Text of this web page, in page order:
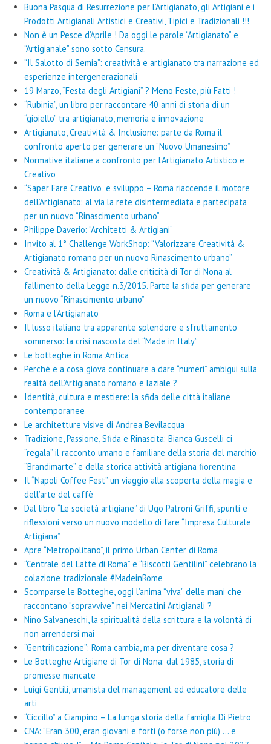
Buona Pasqua di Resurrezione per l’Artigianato, gli Artigiani e i
Prodotti Artigianali Artistici e Creativi, Tipici e Tradizionali !!!
Non è un Pesce d’Aprile ! Da oggi le parole “Artigianato” e
“Artigianale” sono sotto Censura.
“Il Salotto di Semia”: creatività e artigianato tra narrazione ed
esperienze intergenerazionali
19 Marzo, “Festa degli Artigiani” ? Meno Feste, più Fatti !
“Rubinia”, un libro per raccontare 40 anni di storia di un
“gioiello” tra artigianato, memoria e innovazione
Artigianato, Creatività & Inclusione: parte da Roma il
confronto aperto per generare un “Nuovo Umanesimo”
Normative italiane a confronto per l’Artigianato Artistico e
Creativo
“Saper Fare Creativo” e sviluppo – Roma riaccende il motore
dell’Artigianato: al via la rete disintermediata e partecipata
per un nuovo “Rinascimento urbano”
Philippe Daverio: “Architetti & Artigiani”
Invito al 1° Challenge WorkShop: “Valorizzare Creatività &
Artigianato romano per un nuovo Rinascimento urbano”
Creatività & Artigianato: dalle criticità di Tor di Nona al
fallimento della Legge n.3/2015. Parte la sfida per generare
un nuovo “Rinascimento urbano”
Roma e l’Artigianato
Il lusso italiano tra apparente splendore e sfruttamento
sommerso: la crisi nascosta del “Made in Italy”
Le botteghe in Roma Antica
Perché e a cosa giova continuare a dare “numeri” ambigui sulla
realtà dell’Artigianato romano e laziale ?
Identità, cultura e mestiere: la sfida delle città italiane
contemporanee
Le architetture visive di Andrea Bevilacqua
Tradizione, Passione, Sfida e Rinascita: Bianca Guscelli ci
“regala” il racconto umano e familiare della storia del marchio
“Brandimarte” e della storica attività artigiana fiorentina
Il “Napoli Coffee Fest” un viaggio alla scoperta della magia e
dell’arte del caffè
Dal libro “Le società artigiane” di Ugo Patroni Griffi, spunti e
riflessioni verso un nuovo modello di fare “Impresa Culturale
Artigiana”
Apre “Metropolitano”, il primo Urban Center di Roma
“Centrale del Latte di Roma” e “Biscotti Gentilini” celebrano la
colazione tradizionale #MadeinRome
Scomparse le Botteghe, oggi l’anima “viva” delle mani che
raccontano “sopravvive” nei Mercatini Artigianali ?
Nino Salvaneschi, la spiritualità della scrittura e la volontà di
non arrendersi mai
“Gentrificazione”: Roma cambia, ma per diventare cosa ?
Le Botteghe Artigiane di Tor di Nona: dal 1985, storia di
promesse mancate
Luigi Gentili, umanista del management ed educatore delle
arti
“Ciccillo” a Ciampino – La lunga storia della famiglia Di Pietro
CNA: “Eran 300, eran giovani e forti (o forse non più) … e